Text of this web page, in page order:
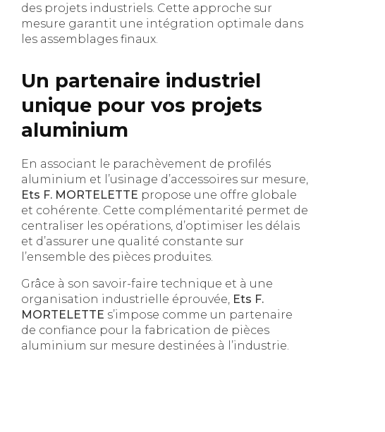
des projets industriels. Cette approche sur
mesure garantit une intégration optimale dans
les assemblages finaux.
Un partenaire industriel
unique pour vos projets
aluminium
En associant le parachèvement de profilés
aluminium et l’usinage d’accessoires sur mesure,
Ets F. MORTELETTE propose une offre globale
et cohérente. Cette complémentarité permet de
centraliser les opérations, d’optimiser les délais
et d’assurer une qualité constante sur
l’ensemble des pièces produites.
Grâce à son savoir-faire technique et à une
organisation industrielle éprouvée, Ets F.
MORTELETTE s’impose comme un partenaire
de confiance pour la fabrication de pièces
aluminium sur mesure destinées à l’industrie.